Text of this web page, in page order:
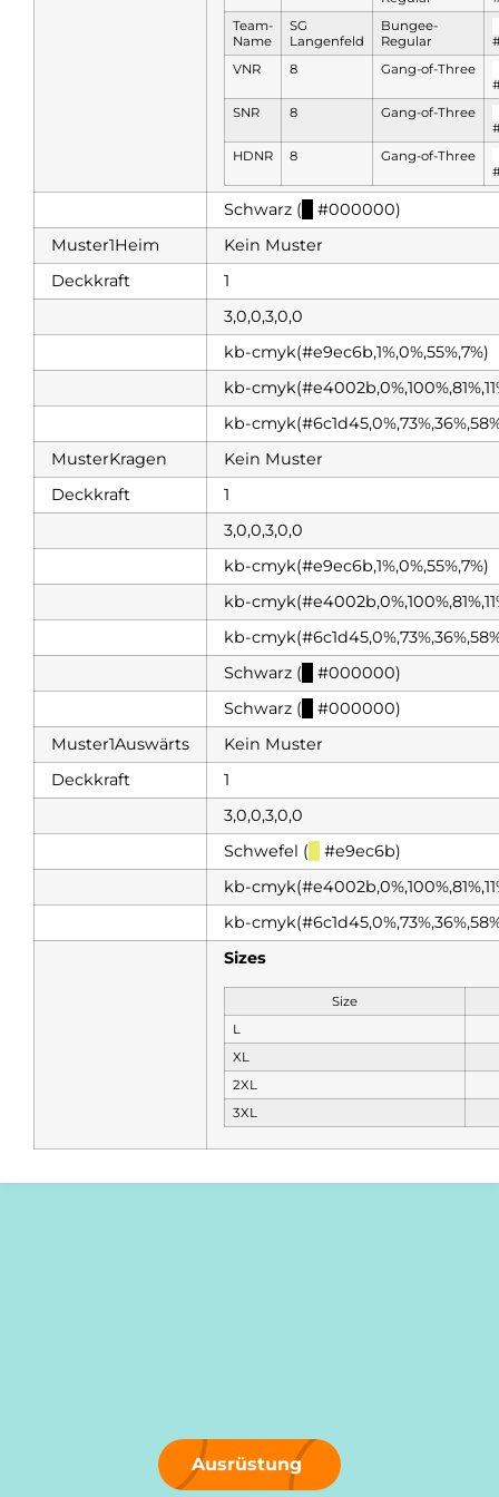
Team-
Name
SG
Langenfeld
Bungee-
Regular
VNR
8 Gang-of-Three
SNR
8 Gang-of-Three
HDNR
8 Gang-of-Three
Schwarz (
#000000)
Muster1Heim
Kein Muster
Deckkraft
1
3,0,0,3,0,0
kb-cmyk(#e9ec6b,1%,0%,55%,7%)
kb-
kb-
MusterKragen
Kein Muster
Deckkraft
1
3,0,0,3,0,0
kb-cmyk(#e9ec6b,1%,0%,55%,7%)
kb-
kb-
Schwarz (
#000000)
Schwarz (
#000000)
Muster1Auswärts
Kein Muster
Deckkraft
1
3,0,0,3,0,0
Schwefel (
#e9ec6b)
kb-
kb-
Sizes
Size
L
XL
2XL
3XL
Ausrüstung